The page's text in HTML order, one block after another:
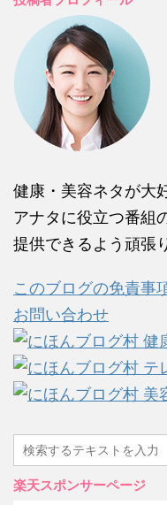
健康・美容ネタが大
アナタに役立つ番組
提供できるよう頑張
このブログの免責事
お問い合わせ
楽天スポンサーページ